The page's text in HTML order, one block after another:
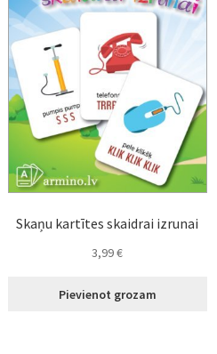
Skaņu kartītes skaidrai izrunai
3,99€
Pievienot grozam